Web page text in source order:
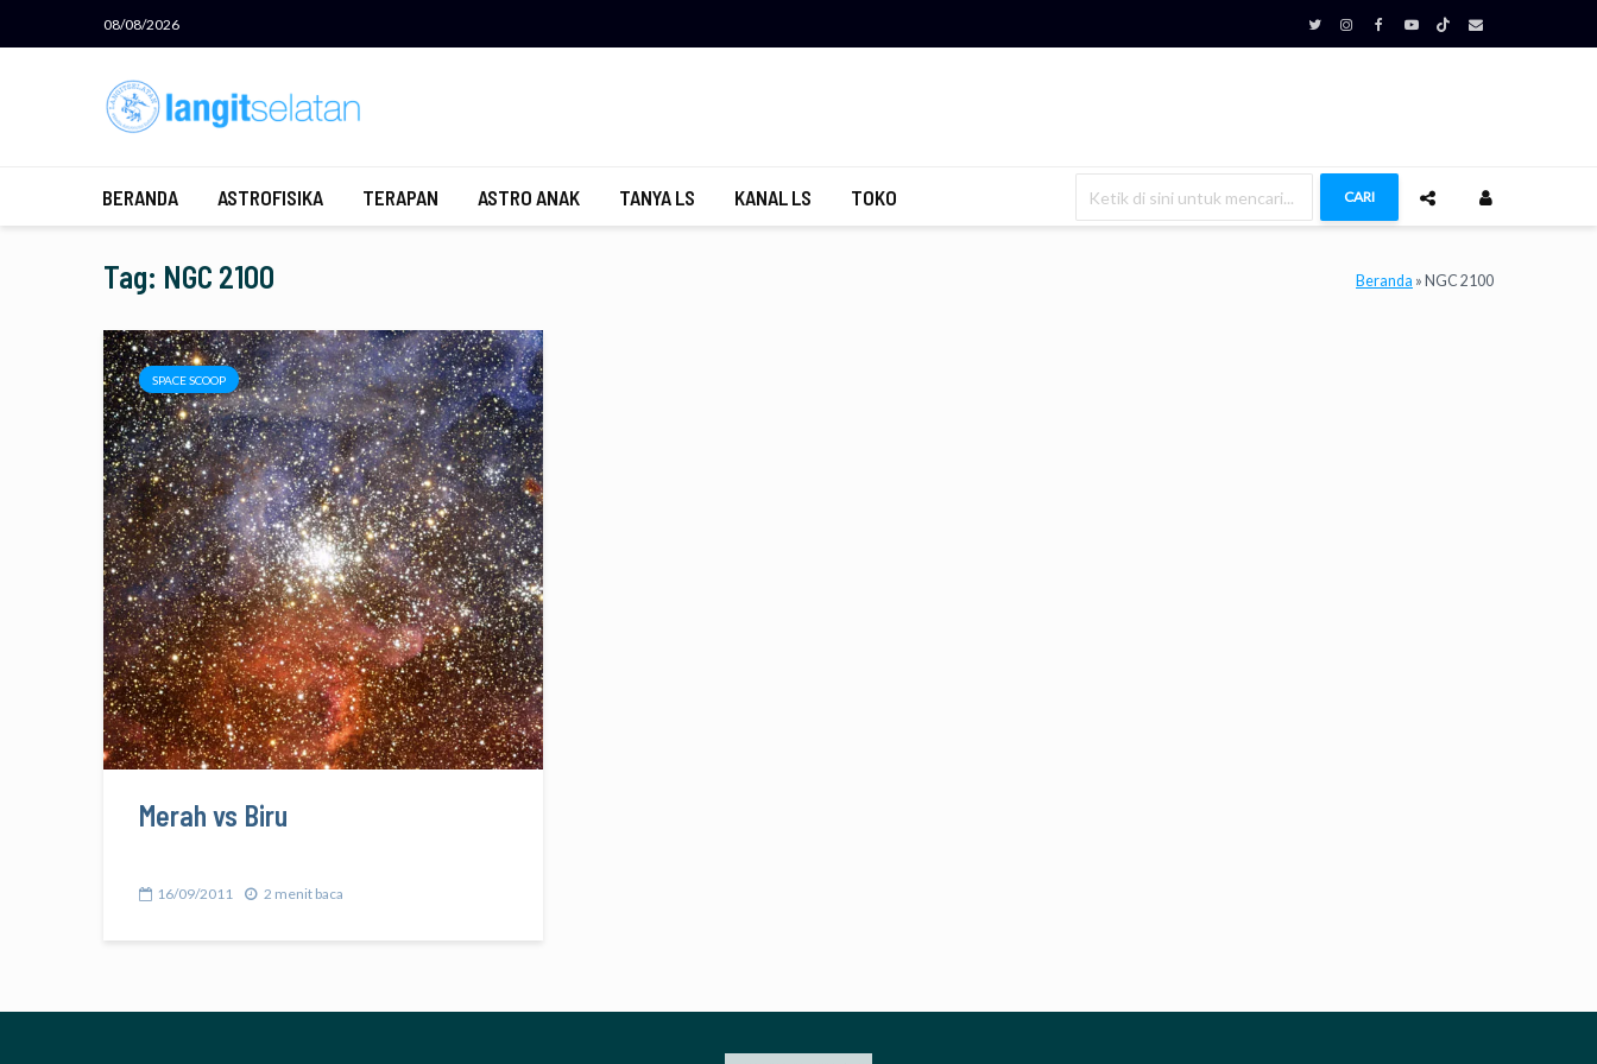
08/08/2026
BERANDA ASTROFISIKA TERAPAN ASTRO ANAK TANYA LS KANAL LS TOKO CARI
Tag: NGC 2100 Beranda » NGC 2100
SPACE SCOOP
Merah vs Biru
16/09/2011 2 menit baca